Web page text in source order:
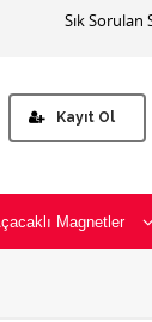
Sık Sorulan
Kayıt Ol
Magnetler